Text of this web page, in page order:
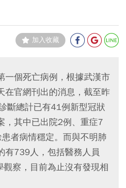
加入收藏
一個死亡病例，根據武漢市
在官網刊出的消息，截至昨
斷總計已有41例新型冠狀
，其中已出院2例、重症7
者病情穩定。而與不明肺
有739人，包括醫務人員
察，目前為止沒有發現相